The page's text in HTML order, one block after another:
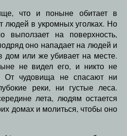
что и поныне обитает в
людей в укромных уголках. Но
выползает на поверхность,
оно нападает на людей и
дом или же убивает на месте.
не видел его, и никто не
От чудовища не спасают ни
реки, ни густые леса.
лета, людям остается
домах и молиться, чтобы оно